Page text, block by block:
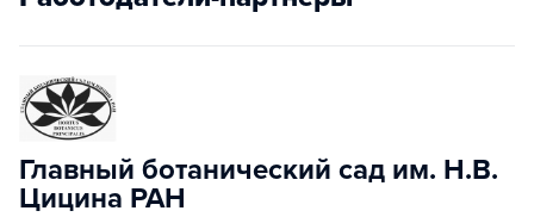
Главный ботанический сад им. Н.В.
Цицина РАН